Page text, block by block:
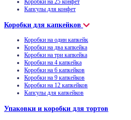
Коробки на 25 конфет
Капсулы для конфет
Коробки для капкейков
Коробки на один капкейк
Коробки на два капкейка
Коробки на три капкейка
Коробки на 4 капкейка
Коробки на 6 капкейков
Коробки на 9 капкейков
Коробки на 12 капкейков
Капсулы для капкейков
Упаковки и коробки для тортов